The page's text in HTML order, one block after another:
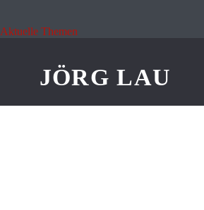
Aktuelle Themen
JÖRG LAU